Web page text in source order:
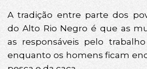
A tradição entre parte dos
do Alto Rio Negro é que as
as responsáveis pelo
enquanto os homens ficam